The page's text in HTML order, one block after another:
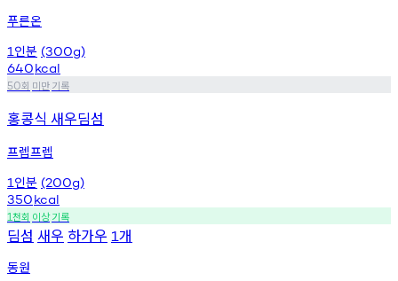
푸른온
1 인분 (300g)
640kcal
50회 미만기록
홍콩식 새우딤섬
프렙프렙
1 인분 (200g)
350kcal
1천회 이상기록
딤섬 새우 하가우 1개
동원